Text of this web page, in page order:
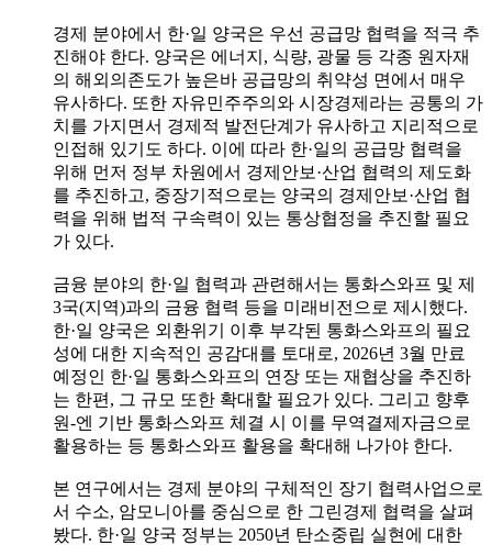
경제 분야에서 한·일 양국은 우선 공급망 협력을 적극 추
진해야 한다. 양국은 에너지, 식량, 광물 등 각종 원자재
의 해외의존도가 높은바 공급망의 취약성 면에서 매우
유사하다. 또한 자유민주주의와 시장경제라는 공통의 가
치를 가지면서 경제적 발전단계가 유사하고 지리적으로
인접해 있기도 하다. 이에 따라 한·일의 공급망 협력을
위해 먼저 정부 차원에서 경제안보·산업 협력의 제도화
를 추진하고, 중장기적으로는 양국의 경제안보·산업 협
력을 위해 법적 구속력이 있는 통상협정을 추진할 필요
가 있다.
금융 분야의 한·일 협력과 관련해서는 통화스와프 및 제
3국(지역)과의 금융 협력 등을 미래비전으로 제시했다.
한·일 양국은 외환위기 이후 부각된 통화스와프의 필요
성에 대한 지속적인 공감대를 토대로, 2026년 3월 만료
예정인 한·일 통화스와프의 연장 또는 재협상을 추진하
는 한편, 그 규모 또한 확대할 필요가 있다. 그리고 향후
원-엔 기반 통화스와프 체결 시 이를 무역결제자금으로
활용하는 등 통화스와프 활용을 확대해 나가야 한다.
본 연구에서는 경제 분야의 구체적인 장기 협력사업으로
서 수소, 암모니아를 중심으로 한 그린경제 협력을 살펴
봤다. 한·일 양국 정부는 2050년 탄소중립 실현에 대한